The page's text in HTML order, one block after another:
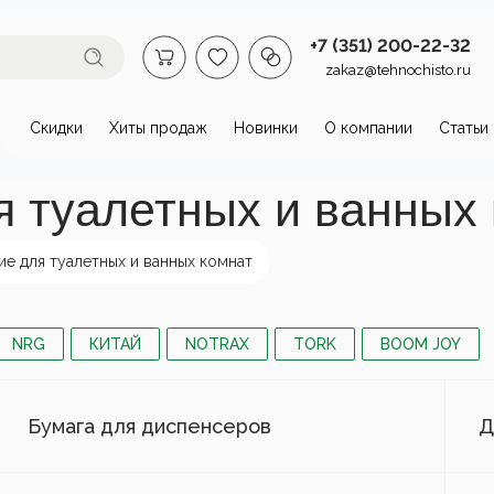
+7 (351) 200-22-32
zakaz@tehnochisto.ru
бытовые
Автономные
давления
и
Стационарные
аппараты высокого
Скидки Хиты продаж Новинки О компании Статьи
туалетных и ванных
для туалетных и ванных комнат
NRG КИТАЙ NOTRAX TORK BOOM JOY
Бумага для диспенсеров